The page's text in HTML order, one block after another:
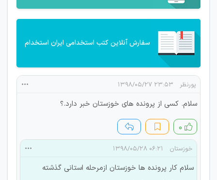
سفارش آنلاین کتب استخدامی ایران استخدام
پورنظر ۲۳:۵۳ ۱۳۹۸/۰۵/۲۷
سلام. کسی از پرونده های خوزستان خبر دارد.؟
۰
خوزستان ۰۶:۲۱ ۱۳۹۸/۰۵/۲۸
سلام کار پرونده ها خوزستان ازمرحله استانی گذشته